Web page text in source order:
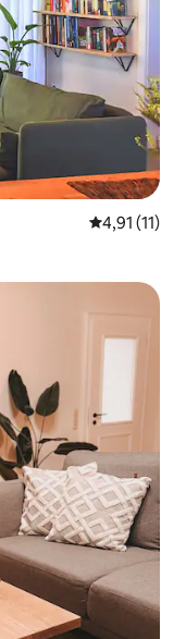
4,91 (11)